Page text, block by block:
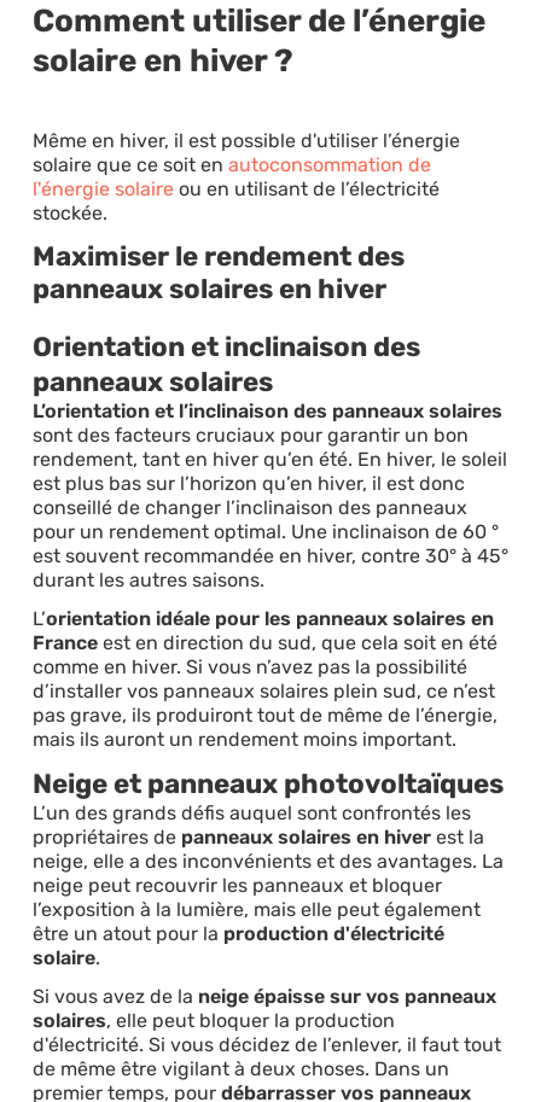
Comment utiliser de l’énergie
solaire en hiver ?
Même en hiver, il est possible d'utiliser l’énergie
solaire que ce soit en autoconsommation de
l'énergie solaireou en utilisant de l’électricité
stockée.
Maximiser le rendement des
panneaux solaires en hiver
Orientation et inclinaison des
panneaux solaires
L’orientation et l’inclinaison des panneaux solaires
sont des facteurs cruciaux pour garantir un bon
rendement, tant en hiver qu’en été. En hiver, le soleil
est plus bas sur l’horizon qu’en hiver, il est donc
conseillé de changer l’inclinaison des panneaux
pour un rendement optimal. Une inclinaison de 60 °
est souvent recommandée en hiver, contre 30° à 45°
durant les autres saisons.
L’orientation idéale pour les panneaux solaires en
Franceest en direction du sud, que cela soit en été
comme en hiver. Si vous n’avez pas la possibilité
d’installer vos panneaux solaires plein sud, ce n’est
pas grave, ils produiront tout de même de l’énergie,
mais ils auront un rendement moins important.
Neige et panneaux photovoltaïques
L’un des grands défis auquel sont confrontés les
propriétaires de panneaux solaires en hiverest la
neige, elle a des inconvénients et des avantages. La
neige peut recouvrir les panneaux et bloquer
l’exposition à la lumière, mais elle peut également
être un atout pour la production d'électricité
solaire.
Si vous avez de la neige épaisse sur vos panneaux
solaires, elle peut bloquer la production
d'électricité. Si vous décidez de l’enlever, il faut tout
de même être vigilant à deux choses. Dans un
premier temps, pour débarrasser vos panneaux